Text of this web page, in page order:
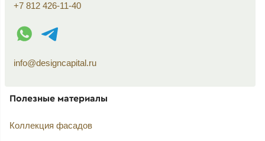
+7 812 426-11-40
WhatsApp контакт
Telegram контакт
info@designcapital.ru
Полезные материалы
Коллекция фасадов